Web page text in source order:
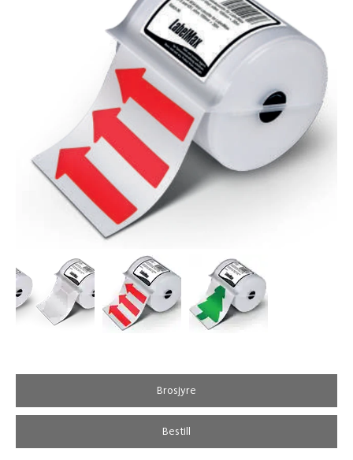
Brosjyre
Bestill